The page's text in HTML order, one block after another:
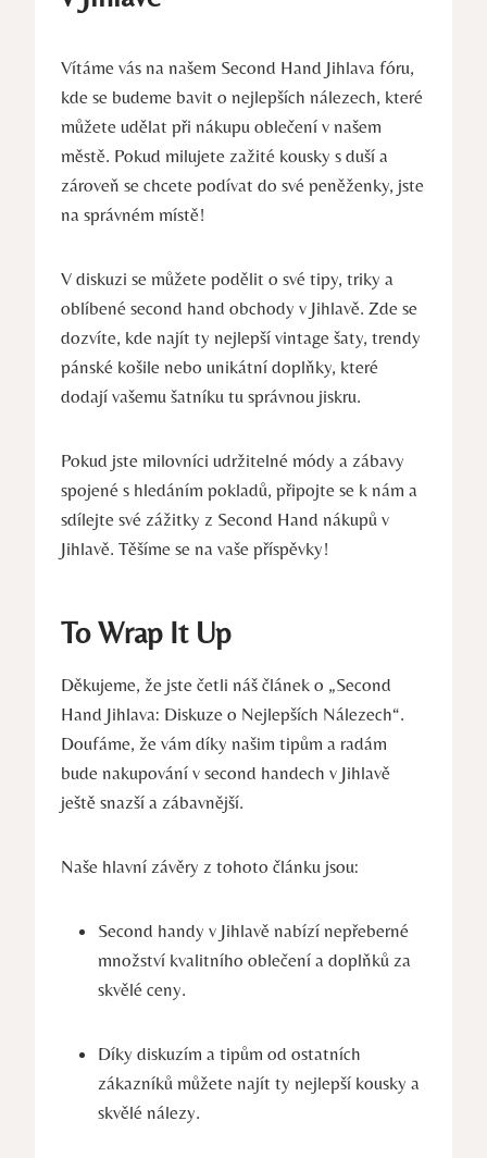
Vítáme vás​ na našem ‍Second​ Hand⁢ Jihlava ⁢fóru,
kde se⁣ budeme bavit o nejlepších nálezech, které
můžete ‍udělat při nákupu oblečení v našem
městě. Pokud milujete ‌zažité kousky s duší a‍
zároveň se chcete podívat​ do​ své peněženky, jste
na správném místě!
V diskuzi se můžete⁤ podělit o své tipy, triky a
oblíbené second ​hand obchody v Jihlavě. Zde se
dozvíte, kde‌ najít ty ‌nejlepší vintage šaty, trendy
⁤pánské košile nebo unikátní doplňky, které
dodají vašemu šatníku tu správnou jiskru.
Pokud jste milovníci udržitelné módy a zábavy
spojené s hledáním pokladů,⁤ připojte se k nám a
sdílejte své zážitky z Second Hand nákupů v
Jihlavě. Těšíme se na vaše příspěvky!
To Wrap It Up
Děkujeme, že jste ‍četli náš článek o „Second⁣
Hand Jihlava: Diskuze o ⁢Nejlepších Nálezech“.
Doufáme, že ​vám díky našim tipům a radám​
bude nakupování v ‍second ​handech v Jihlavě
ještě snazší a zábavnější.
Naše hlavní závěry z tohoto článku jsou:
Second handy​ v Jihlavě nabízí nepřeberné
množství kvalitního oblečení a doplňků za
skvělé‍ ceny.
Díky diskuzím a tipům od ostatních
zákazníků můžete najít⁢ ty nejlepší kousky ‍a ​
skvělé nálezy.